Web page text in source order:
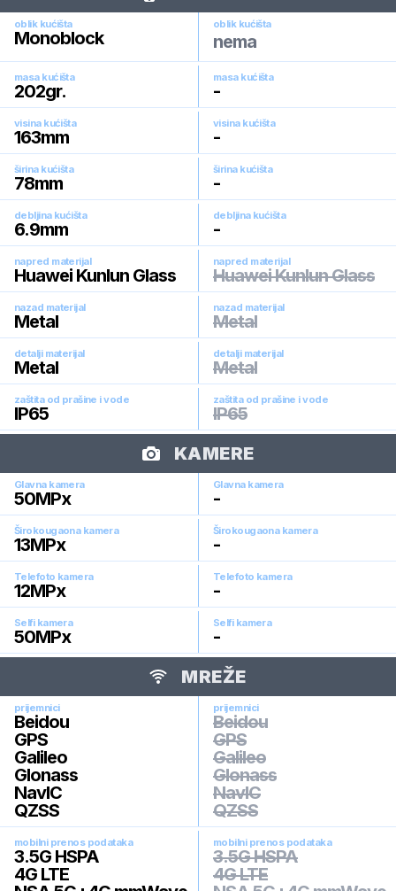
oblik kućišta
Monoblock
oblik kućišta
nema
masa kućišta
202gr.
masa kućišta
-
visina kućišta
163mm
visina kućišta
-
širina kućišta
78mm
širina kućišta
-
debljina kućišta
6.9mm
debljina kućišta
-
napred materijal
Huawei Kunlun Glass
napred materijal
Huawei Kunlun Glass
nazad materijal
Metal
nazad materijal
Metal
detalji materijal
Metal
detalji materijal
Metal
zaštita od prašine i vode
IP65
zaštita od prašine i vode
IP65
KAMERE
Glavna kamera
50MPx
Glavna kamera
-
Širokougaona kamera
13MPx
Širokougaona kamera
-
Telefoto kamera
12MPx
Telefoto kamera
-
Selfi kamera
50MPx
Selfi kamera
-
MREŽE
prijemnici
Beidou
GPS
Galileo
Glonass
NavIC
QZSS
prijemnici
Beidou
GPS
Galileo
Glonass
NavIC
QZSS
mobilni prenos podataka
3.5G HSPA
4G LTE
mobilni prenos podataka
3.5G HSPA
4G LTE